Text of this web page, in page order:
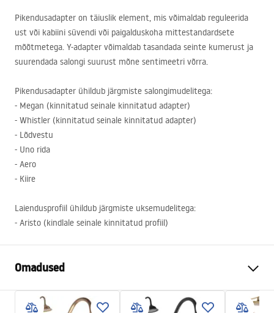
Pikendusadapter on täiuslik element, mis võimaldab reguleerida
ust või kabiini süvendi või paigalduskoha mittestandardsete
mõõtmetega. Y-adapter võimaldab tasandada seinte kumerust ja
suurendada salongi suurust mõne sentimeetri võrra.
Pikendusadapter ühildub järgmiste salongimudelitega:
- Megan (kinnitatud seinale kinnitatud adapter)
- Whistler (kinnitatud seinale kinnitatud adapter)
- Lõdvestu
- Uno rida
- Aero
- Kiire
Laiendusprofiil ühildub järgmiste uksemudelitega:
- Aristo (kindlale seinale kinnitatud profiil)
Omadused
Kõrgus 35 mm
mm